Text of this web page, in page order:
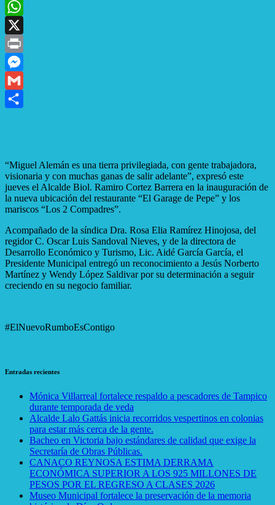
Email
WhatsApp
X
Print
Messenger
Gmail
“Miguel Alemán es una tierra privilegiada, con gente trabajadora,
visionaria y con muchas ganas de salir adelante”, expresó este
jueves el Alcalde Biol. Ramiro Cortez Barrera en la inauguración de
la nueva ubicación del restaurante “El Garage de Pepe” y los
mariscos “Los 2 Compadres”.
Acompañado de la síndica Dra. Rosa Elia Ramírez Hinojosa, del
regidor C. Oscar Luis Sandoval Nieves, y de la directora de
Desarrollo Económico y Turismo, Lic. Aidé García García, el
Presidente Municipal entregó un reconocimiento a Jesús Norberto
Martínez y Wendy López Saldivar por su determinación a seguir
creciendo en su negocio familiar.
#ElNuevoRumboEsContigo
Entradas recientes
Mónica Villarreal fortalece respaldo a pescadores de Tampico
durante temporada de veda
Alcalde Lalo Gattás inicia recorridos vespertinos en colonias
para estar más cerca de la gente.
Bacheo en Victoria bajo estándares de calidad que exige la
Secretaría de Obras Públicas.
CANACO REYNOSA ESTIMA DERRAMA
ECONÓMICA SUPERIOR A LOS 925 MILLONES DE
PESOS POR EL REGRESO A CLASES 2026
Museo Municipal fortalece la preservación de la memoria